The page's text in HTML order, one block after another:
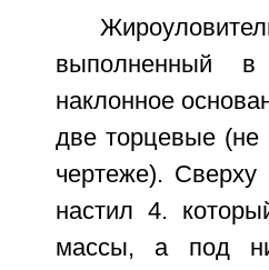
выполненный
наклонное
две торцевые (не
чертеже). Сверху
настил 4.
массы, а под